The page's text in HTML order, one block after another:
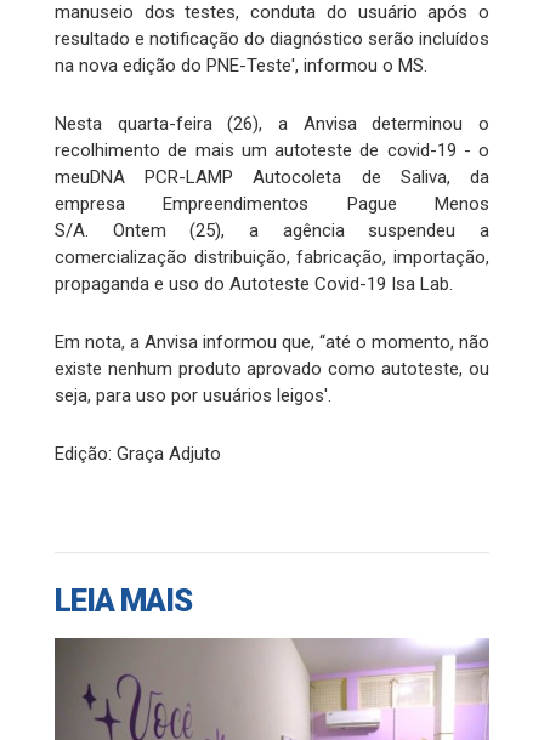
manuseio dos testes, conduta do usuário após o
resultado e notificação do diagnóstico serão incluídos
na nova edição do PNE-Teste', informou o MS.
Nesta quarta-feira (26), a Anvisa determinou o
recolhimento de mais um autoteste de covid-19 - o
meuDNA PCR-LAMP Autocoleta de Saliva, da
empresa Empreendimentos Pague Menos
S/A. Ontem (25), a agência suspendeu a
comercialização distribuição, fabricação, importação,
propaganda e uso do Autoteste Covid-19 Isa Lab.
Em nota, a Anvisa informou que, “até o momento, não
existe nenhum produto aprovado como autoteste, ou
seja, para uso por usuários leigos'.
Edição: Graça Adjuto
LEIA MAIS